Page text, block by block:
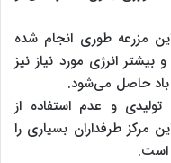
مزرعه طوری انجام شده
انرژی مورد نیاز نیز
باد حاصل می‌شود.
و عدم استفاده از
مرکز طرفداران بسیاری را
است.